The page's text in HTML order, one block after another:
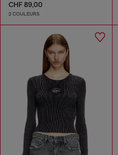
CHF 89,00
2 COULEURS